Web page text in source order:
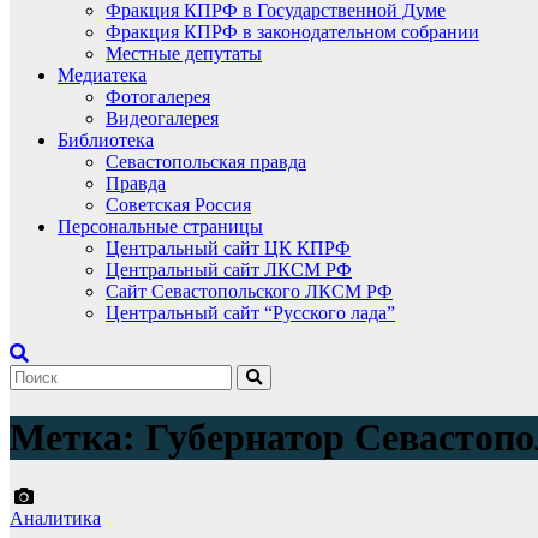
Фракция КПРФ в Государственной Думе
Фракция КПРФ в законодательном собрании
Местные депутаты
Медиатека
Фотогалерея
Видеогалерея
Библиотека
Севастопольская правда
Правда
Советская Россия
Персональные страницы
Центральный сайт ЦК КПРФ
Центральный сайт ЛКСМ РФ
Сайт Севастопольского ЛКСМ РФ
Центральный сайт “Русского лада”
Метка: Губернатор
Аналитика